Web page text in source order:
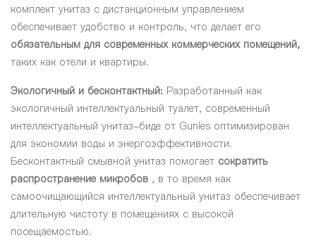
комплект унитаз с дистанционным управлением
обеспечивает удобство и контроль, что делает его
обязательным для современных коммерческих помещений,
таких как отели и квартиры.
Экологичный и бесконтактный: Разработанный как
экологичный интеллектуальный туалет, современный
интеллектуальный унитаз-биде от Gunies оптимизирован
для экономии воды и энергоэффективности.
Бесконтактный смывной унитаз помогает сократить
распространение микробов , в то время как
самоочищающийся интеллектуальный унитаз обеспечивает
длительную чистоту в помещениях с высокой
посещаемостью.